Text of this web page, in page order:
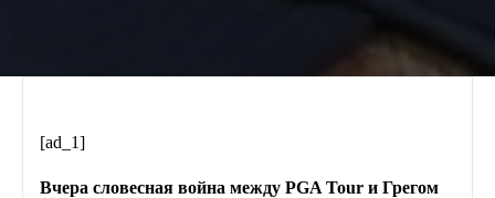
[ad_1]
Вчера словесная война между PGA Tour и Грегом